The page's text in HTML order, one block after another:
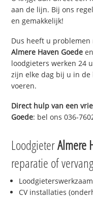
aan de lijn. Bij ons
en gemakkelijk!
Dus heeft u
Almere Haven Goede
loodgieters werken 24
zijn elke dag bij u in
voeren.
Direct hulp van een
Goede: bel ons 036-
LoodgieterAlmere
reparatie of
CV installaties